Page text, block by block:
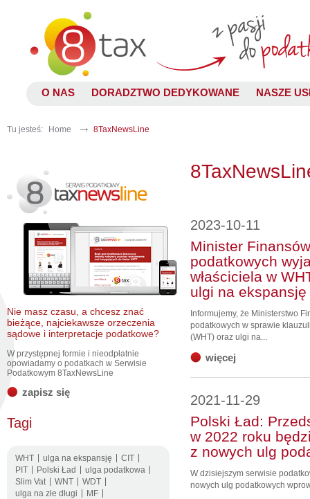
O NAS DORADZTWO DEDYKOWANE NASZE
Tu jesteś: Home 8TaxNewsLine
Nie masz czasu, a chcesz znać
bieżące, najciekawsze orzeczenia
sądowe i interpretacje podatkowe?
W przystępnej formie i nieodpłatnie
opowiadamy o podatkach w Serwisie
Podatkowym 8TaxNewsLine
zapisz się
Tagi
WHT ulga na ekspansję
CIT
PIT
Polski Ład
ulga podatkowa
Slim Vat
WNT
WDT
ulga na złe długi
MF
2023-10-11
Minister
podatkowych
właściciela w
ulgi na ekspansję
Informujemy, że Ministerstwo
podatkowych w sprawie
(WHT) oraz ulgi na...
więcej
2021-11-29
Polski Ład:
w 2022 roku
z nowych ulg
W dzisiejszym serwisie
nowych ulg podatkowych